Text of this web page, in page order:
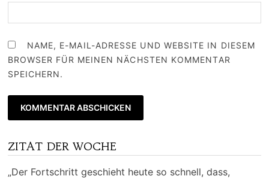
NAME, E-MAIL-ADRESSE UND WEBSITE IN DIESEM
BROWSER FÜR MEINEN NÄCHSTEN KOMMENTAR
SPEICHERN.
ZITAT DER WOCHE
„Der Fortschritt geschieht heute so schnell, dass,